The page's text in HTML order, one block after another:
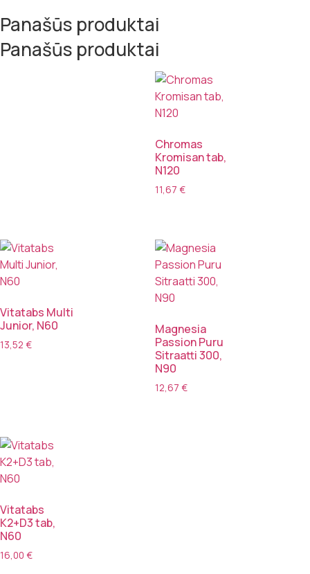
Panašūs produktai
Panašūs produktai
Chromas
Kromisan tab,
N120
11,67 €
Vitatabs Multi
Junior, N60
13,52 €
Magnesia
Passion Puru
Sitraatti 300,
N90
12,67 €
Vitatabs
K2+D3 tab,
N60
16,00 €